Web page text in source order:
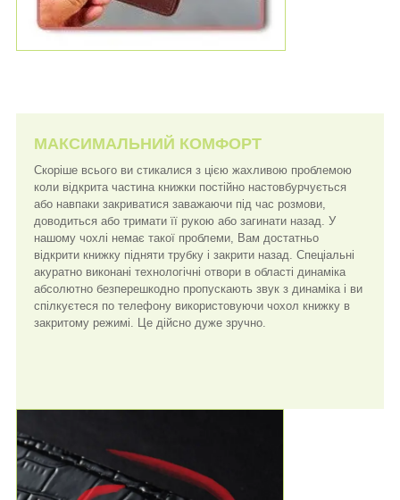
МАКСИМАЛЬНИЙ КОМФОРТ
Скоріше всього ви стикалися з цією жахливою проблемою
коли відкрита частина книжки постійно настовбурчується
або навпаки закриватися заважаючи під час розмови,
доводиться або тримати її рукою або загинати назад. У
нашому чохлі немає такої проблеми, Вам достатньо
відкрити книжку підняти трубку і закрити назад. Спеціальні
акуратно виконані технологічні отвори в області динаміка
абсолютно безперешкодно пропускають звук з динаміка і ви
спілкуєтеся по телефону використовуючи чохол книжку в
закритому режимі. Це дійсно дуже зручно.